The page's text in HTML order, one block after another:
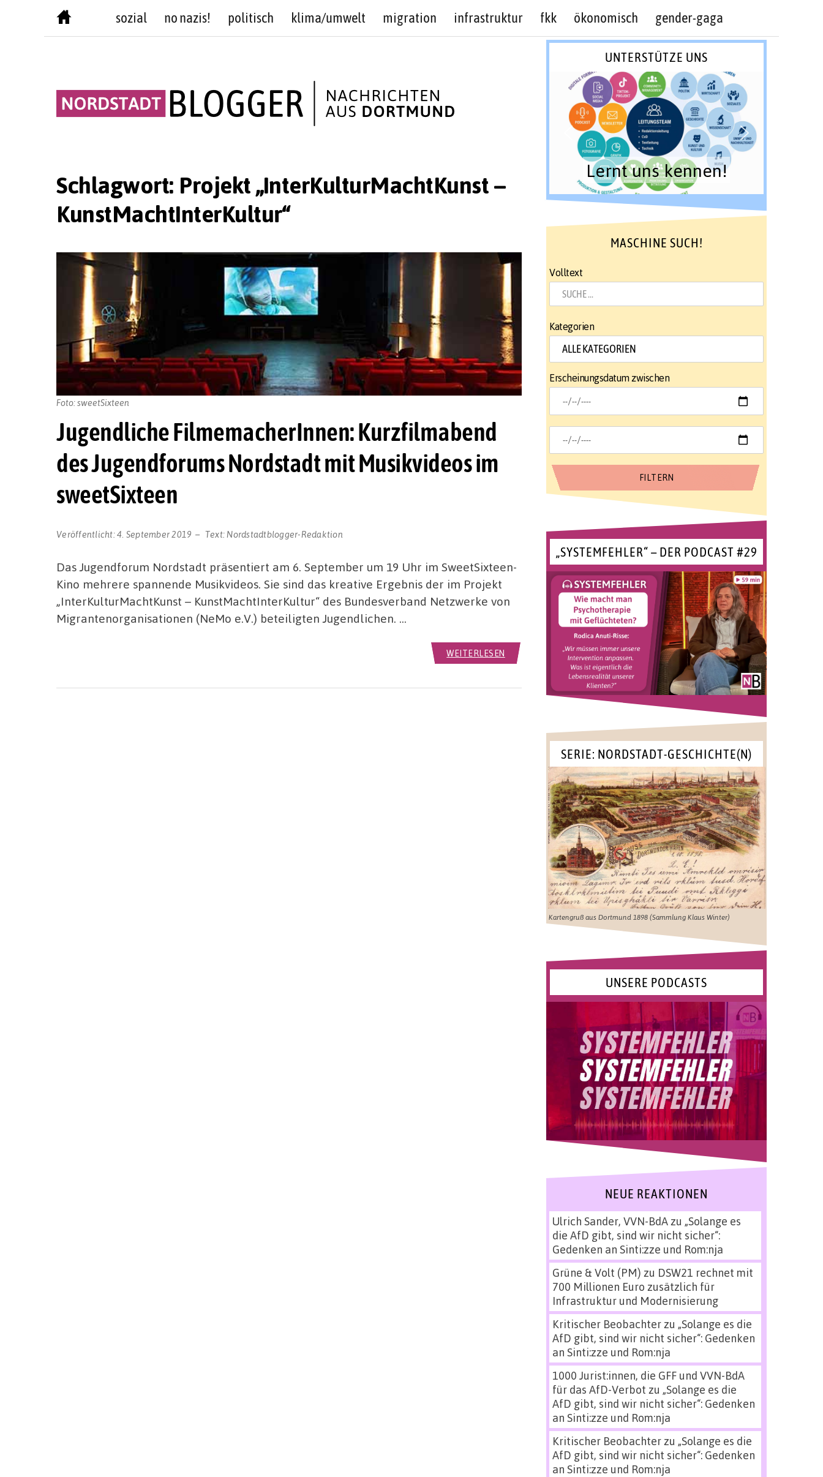
sozial no nazis! politisch klima/umwelt migration infrastruktur fkk ökonomisch gender-gaga
Schlagwort: Projekt „InterKulturMachtKunst –
KunstMachtInterKultur“
Jugendliche FilmemacherInnen: Kurzfilmabend
des Jugendforums Nordstadt mit Musikvideos im
sweetSixteen
Veröffentlicht:4. September 2019 Text: Nordstadtblogger-Redaktion
Foto: sweetSixteen
Das Jugendforum Nordstadt präsentiert am 6. September um 19 Uhr im SweetSixteen-
Kino mehrere spannende Musikvideos. Sie sind das kreative Ergebnis der im Projekt
„InterKulturMachtKunst – KunstMachtInterKultur“ des Bundesverband Netzwerke von
Migrantenorganisationen (NeMo e.V.) beteiligten Jugendlichen. …
WEITERLESEN
UNTERSTÜTZE UNS
Lernt uns kennen!
MASCHINE SUCH!
Volltext
Kategorien
Erscheinungsdatum zwischen
„SYSTEMFEHLER“ – DER PODCAST #29
SERIE: NORDSTADT-GESCHICHTE(N)
Kartengruß aus Dortmund 1898 (Sammlung Klaus Winter)
UNSERE PODCASTS
NEUE REAKTIONEN
Ulrich Sander, VVN-BdAzu „Solange es
die AfD gibt, sind wir nicht sicher“:
Gedenken an Sinti:zze und Rom:nja
Grüne & Volt (PM) zu DSW21 rechnet mit
700 Millionen Euro zusätzlich für
Infrastruktur und Modernisierung
Kritischer Beobachterzu „Solange es die
AfD gibt, sind wir nicht sicher“: Gedenken
an Sinti:zze und Rom:nja
1000 Jurist:innen, die GFF und VVN-BdA
für das AfD-Verbot zu „Solange es die
AfD gibt, sind wir nicht sicher“: Gedenken
an Sinti:zze und Rom:nja
Kritischer Beobachterzu „Solange es die
AfD gibt, sind wir nicht sicher“: Gedenken
an Sinti:zze und Rom:nja